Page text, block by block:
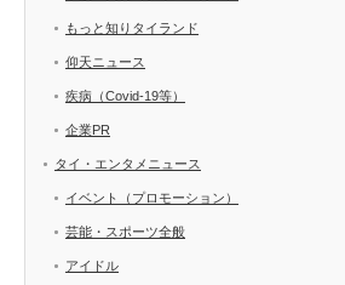
もっと知りタイランド
仰天ニュース
疾病（Covid-19等）
企業PR
タイ・エンタメニュース
イベント（プロモーション）
芸能・スポーツ全般
アイドル